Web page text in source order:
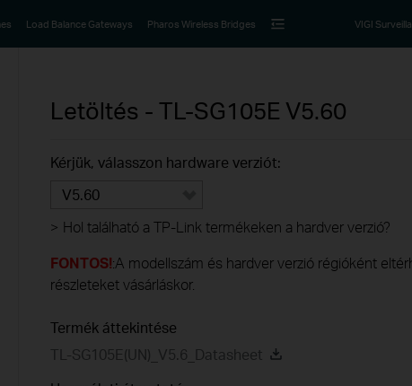
Load Balance Gateways Pharos Wireless Bridges VIGI
Letöltés - TL-SG105E V5.60
Kérjük, válasszon hardware verziót:
V5.60
> Hol található a TP-Link termékeken a hardver verzió?
FONTOS!:A modellszám és hardver verzió régióként
részleteket vásárláskor.
Termék áttekintése
TL-SG105E(UN)_V5.6_Datasheet